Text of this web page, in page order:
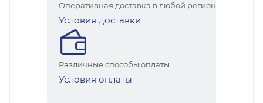
Оперативная доставка в любой регион
Условия доставки
Различные способы оплаты
Условия оплаты